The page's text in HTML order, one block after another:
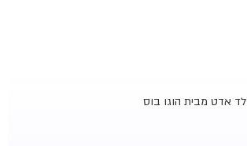
אדט מבית הוגו בוס